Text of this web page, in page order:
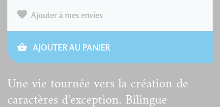
Ajouter à mes envies
AJOUTER AU PANIER
Une vie tournée vers la création de
caractères d'exception. Bilingue